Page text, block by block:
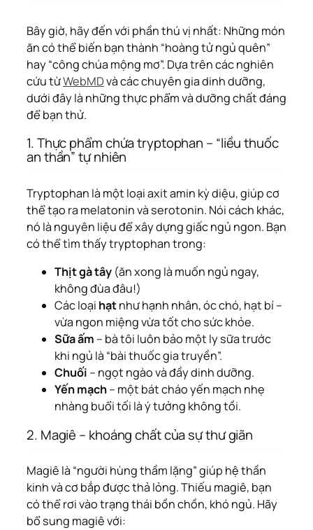
Bây giờ, hãy đến với phần thú vị nhất: Những món
ăn có thể biến bạn thành “hoàng tử ngủ quên”
hay “công chúa mộng mơ”. Dựa trên các nghiên
cứu từWebMDvà các chuyên gia dinh dưỡng,
dưới đây là những thực phẩm và dưỡng chất đáng
để bạn thử.
1. Thực phẩm chứa tryptophan – “liều thuốc
an thần” tự nhiên
Tryptophan là một loại axit amin kỳ diệu, giúp cơ
thể tạo ra melatonin và serotonin. Nói cách khác,
nó là nguyên liệu để xây dựng giấc ngủ ngon. Bạn
có thể tìm thấy tryptophan trong:
Thịt gà tây (ăn xong là muốn ngủ ngay,
không đùa đâu!)
Các loại hạtnhư hạnh nhân, óc chó, hạt bí –
vừa ngon miệng vừa tốt cho sức khỏe.
Sữa ấm – bà tôi luôn bảo một ly sữa trước
khi ngủ là “bài thuốc gia truyền”.
Chuối – ngọt ngào và đầy dinh dưỡng.
Yến mạch– một bát cháo yến mạch nhẹ
nhàng buổi tối là ý tưởng không tồi.
2. Magiê – khoáng chất của sự thư giãn
Magiê là “người hùng thầm lặng” giúp hệ thần
kinh và cơ bắp được thả lỏng. Thiếu magiê, bạn
có thể rơi vào trạng thái bồn chồn, khó ngủ. Hãy
bổ sung magiê với: